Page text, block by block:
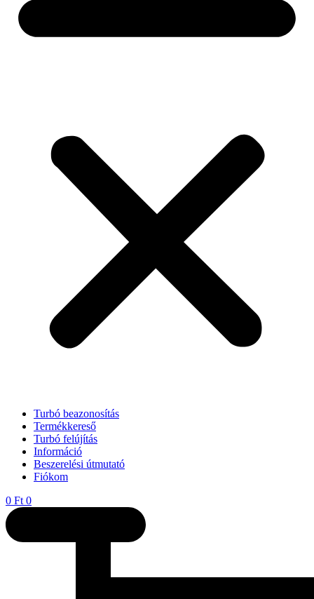
Turbó beazonosítás
Termékkereső
Turbó felújítás
Információ
Beszerelési útmutató
Fiókom
0 Ft 0